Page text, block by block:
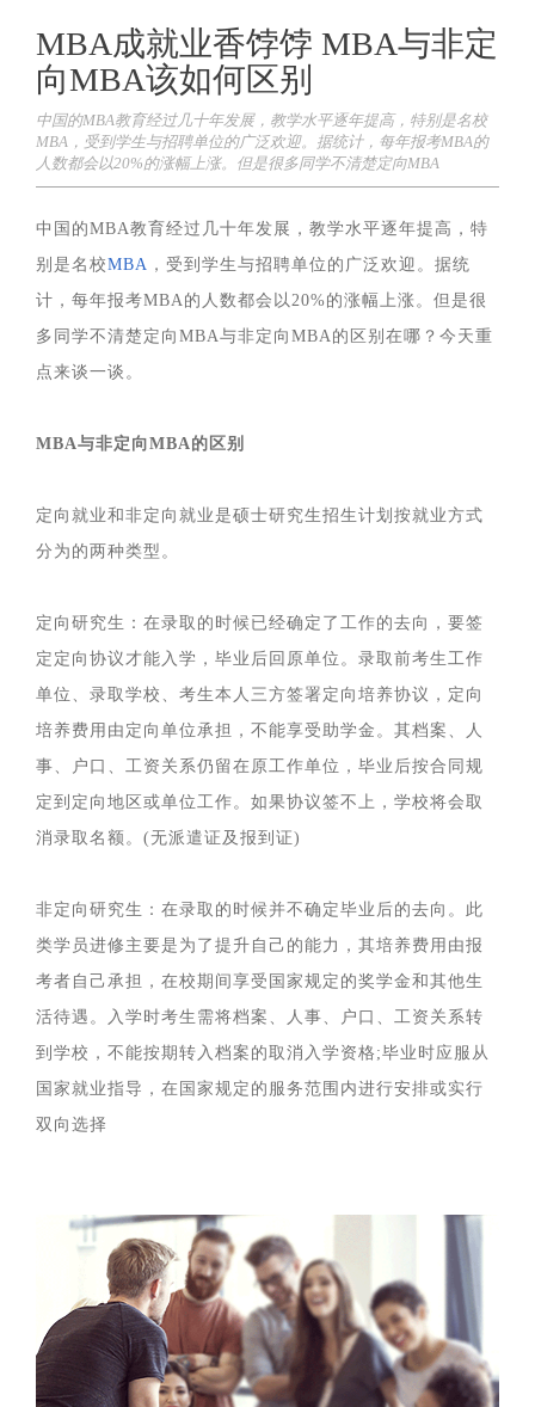
MBA成就业香饽饽 MBA与非定
向MBA该如何区别
中国的MBA教育经过几十年发展，教学水平逐年提高，特别是名校
MBA，受到学生与招聘单位的广泛欢迎。据统计，每年报考MBA的
人数都会以20%的涨幅上涨。但是很多同学不清楚定向MBA
中国的MBA教育经过几十年发展，教学水平逐年提高，特
别是名校MBA ，受到学生与招聘单位的广泛欢迎。据统
计，每年报考MBA的人数都会以20%的涨幅上涨。但是很
多同学不清楚定向MBA与非定向MBA的区别在哪？今天重
点来谈一谈。
MBA与非定向MBA的区别
定向就业和非定向就业是硕士研究生招生计划按就业方式
分为的两种类型。
定向研究生：在录取的时候已经确定了工作的去向，要签
定定向协议才能入学，毕业后回原单位。录取前考生工作
单位、录取学校、考生本人三方签署定向培养协议，定向
培养费用由定向单位承担，不能享受助学金。其档案、人
事、户口、工资关系仍留在原工作单位，毕业后按合同规
定到定向地区或单位工作。如果协议签不上，学校将会取
消录取名额。(无派遣证及报到证)
非定向研究生：在录取的时候并不确定毕业后的去向。此
类学员进修主要是为了提升自己的能力，其培养费用由报
考者自己承担，在校期间享受国家规定的奖学金和其他生
活待遇。入学时考生需将档案、人事、户口、工资关系转
到学校，不能按期转入档案的取消入学资格;毕业时应服从
国家就业指导，在国家规定的服务范围内进行安排或实行
双向选择